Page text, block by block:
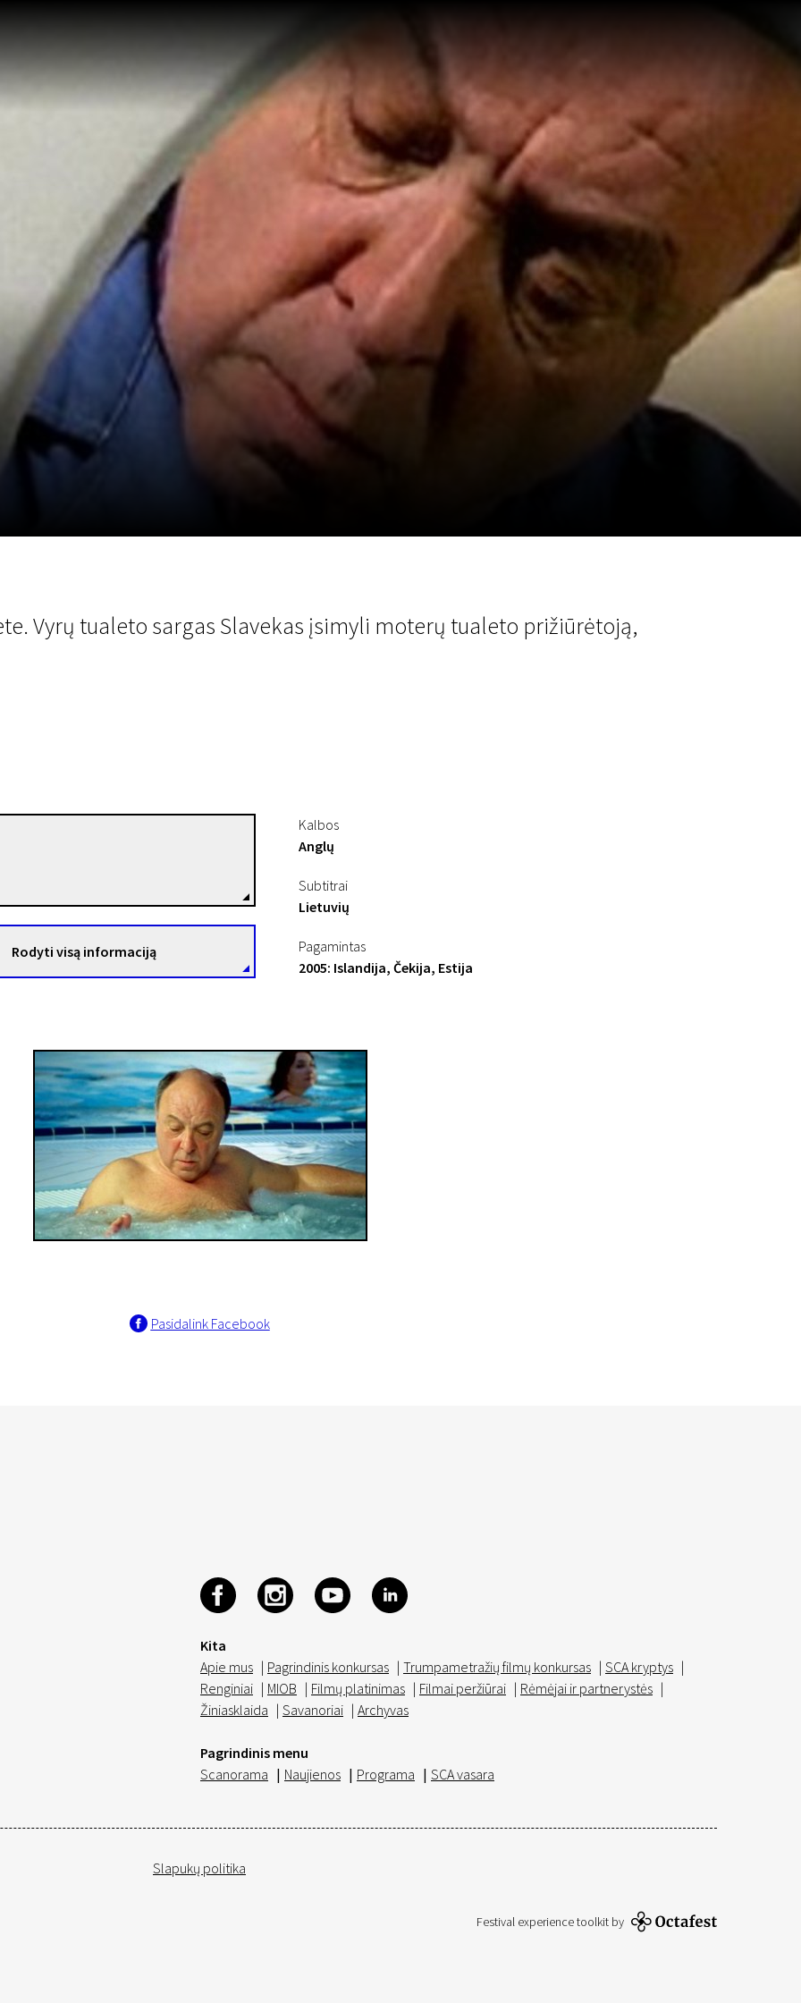
Vyrų tualeto sargas Slavekas įsimyli moterų tualeto prižiūrėtoją,
Rodyti visą informaciją
Kalbos
Anglų
Subtitrai
Lietuvių
Pagamintas
2005: Islandija, Čekija, Estija
Pasidalink Facebook
Kita
Apie mus | Pagrindinis konkursas | Trumpametražių filmų konkursas | SCA kryptys |
Renginiai | MIOB | Filmų platinimas | Filmai peržiūrai | Rėmėjai ir partnerystės |
Žiniasklaida | Savanoriai | Archyvas
Pagrindinis menu
Scanorama | Naujienos | Programa | SCA vasara
Slapukų politika
Festival experience toolkit by